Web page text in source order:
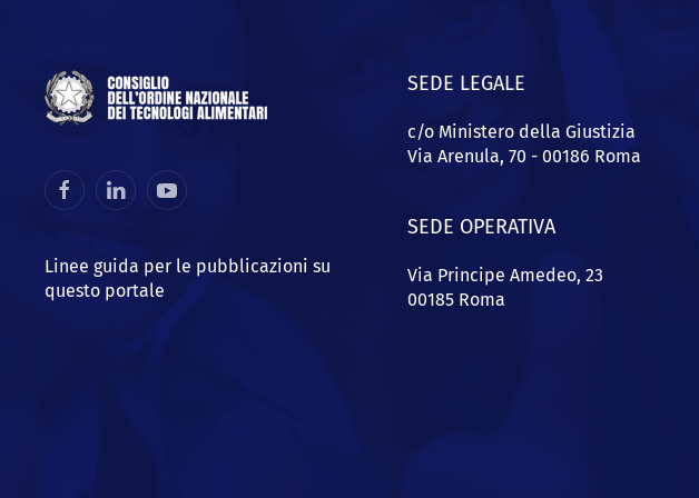
Linee guida per le pubblicazioni su
questo portale
SEDE LEGALE
c/o Ministero della Giustizia
Via Arenula, 70 - 00186 Roma
SEDE OPERATIVA
Via Principe Amedeo, 23
00185 Roma